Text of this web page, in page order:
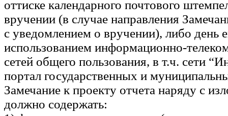
оттиске календарного почтового
вручении (в случае направления
с уведомлением о вручении), либо день
использованием информационно-
сетей общего пользования, в т.ч. сети
портал государственных и
Замечание к проекту отчета наряду с
должно содержать: